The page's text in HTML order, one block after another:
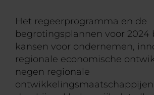
Het regeerprogramma en de
begrotingsplannen voor 2024
kansen voor ondernemen,
regionale economische
negen regionale